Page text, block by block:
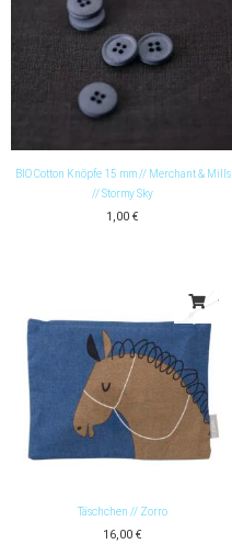
BIO Cotton Knöpfe 15 mm // Merchant & Mills
// Stormy Sky
1,00 €
Täschchen // Zorro
16,00 €